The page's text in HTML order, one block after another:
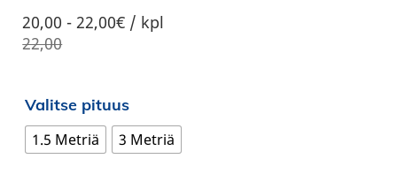
20,00 - 22,00€ / kpl
22,00
Valitse pituus
1.5 Metriä 3 Metriä